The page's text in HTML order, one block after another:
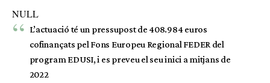
NULL
L’actuació té un pressupost de 408.984 euros
cofinançats pel Fons Europeu Regional FEDER del
program EDUSI, i es preveu el seu inici a mitjans de
2022